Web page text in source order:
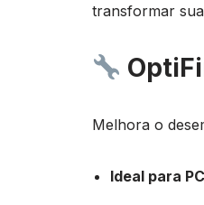
transformar
Melhora o
Ideal para